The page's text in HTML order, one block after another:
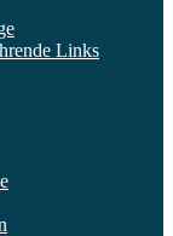
Links